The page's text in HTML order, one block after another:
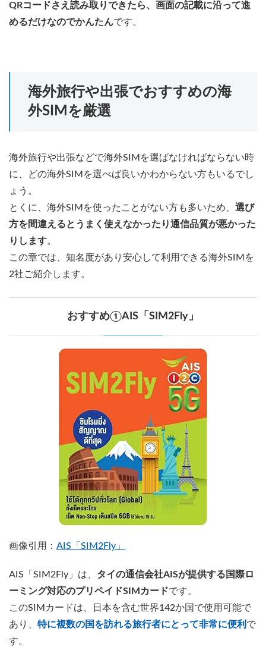
QRコードさえ読み取りできたら、画面の記載に沿って進
めるだけなのでかんたんです。
海外旅行や出張でおすすめの海
外SIMを厳選
海外旅行や出張などで海外SIMを選ばなければならない時
に、どの海外SIMを選べば良いかわからない方もいるでし
ょう。
とくに、海外SIMを使ったことがない方も多いため、 選び
方を間違えるとうまく使えなかったり通信品質が悪かった
りします。
この章では、知名度があり安心して利用できる海外SIMを
2社ご紹介します。
おすすめ①AIS「SIM2Fly」
画像引用： AIS「SIM2Fly」
AIS「SIM2Fly」は、 タイの通信会社AISが提供する国際ロ
ーミング対応のプリペイドSIMカードです。
このSIMカードは、日本を含む世界142か国で使用可能で
あり、 特に複数の国を訪れる旅行者にとって非常に便利 で
す。